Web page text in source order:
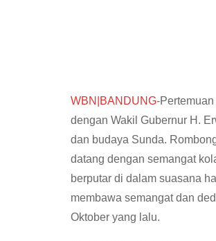
WBN|BANDUNG-
dengan Wakil Gubernur H.
dan budaya Sunda.
datang dengan semangat
berputar di dalam suasana
membawa semangat dan
Oktober yang lalu.